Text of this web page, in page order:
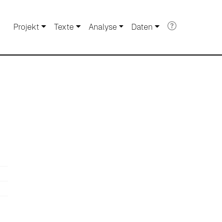
Projekt Texte Analyse Daten